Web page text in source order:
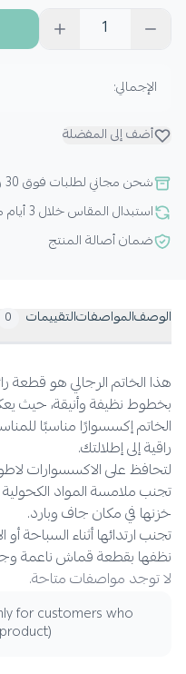
1
الإجمالي:
أضف إلى المفضلة
شحن مجاني لطلبات فوق 30 ريال
استبدال المقاس خلال 3 أيام من الشراء
ضمان أصالة المنتج
الوصفالمواصفاتالتقييمات 0
هذا الخاتم الرجالي هو قطعة
بخطوط نظيفة وأنيقة، حيث
الخاتم إكسسوارًا مناسبًا
راقية إلى إطلالتك.
لتحافظ على الاكسسوارات
تجنب ملامسة المواد
خزنها في مكان جاف وبارد.
تجنب ارتدائها أثناء السباحة
نظفها بقطعة قماش ناعمة
لا توجد مواصفات متاحة.
for customers who